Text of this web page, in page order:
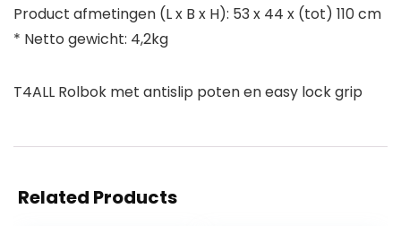
Product afmetingen (L x B x H): 53 x 44 x (tot) 110 cm
* Netto gewicht: 4,2kg
T4ALL Rolbok met antislip poten en easy lock grip
Related Products